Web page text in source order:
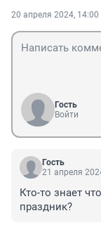
20 апреля 2024, 14:00
Гость
Войти
Гость
21 апреля
Кто-то знает
праздник?